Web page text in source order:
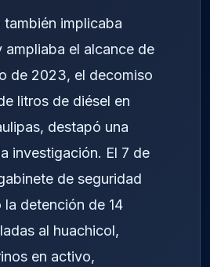
implicaba
ampliaba el alcance de
de 2023, el decomiso
litros de diésel en
destapó una
investigación. El 7 de
de seguridad
detención de 14
al huachicol,
en activo,